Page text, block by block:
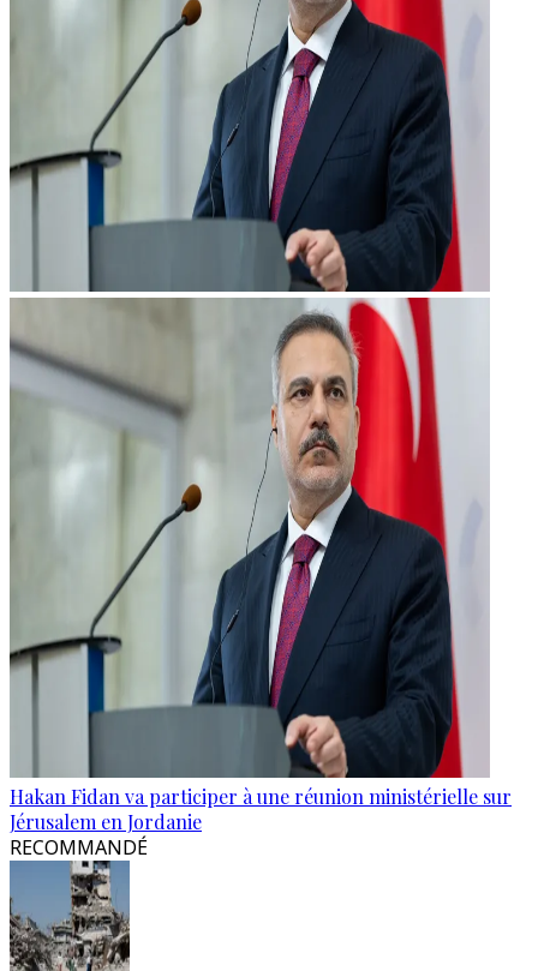
Hakan Fidan va participer à une réunion ministérielle sur
Jérusalem en Jordanie
RECOMMANDÉ